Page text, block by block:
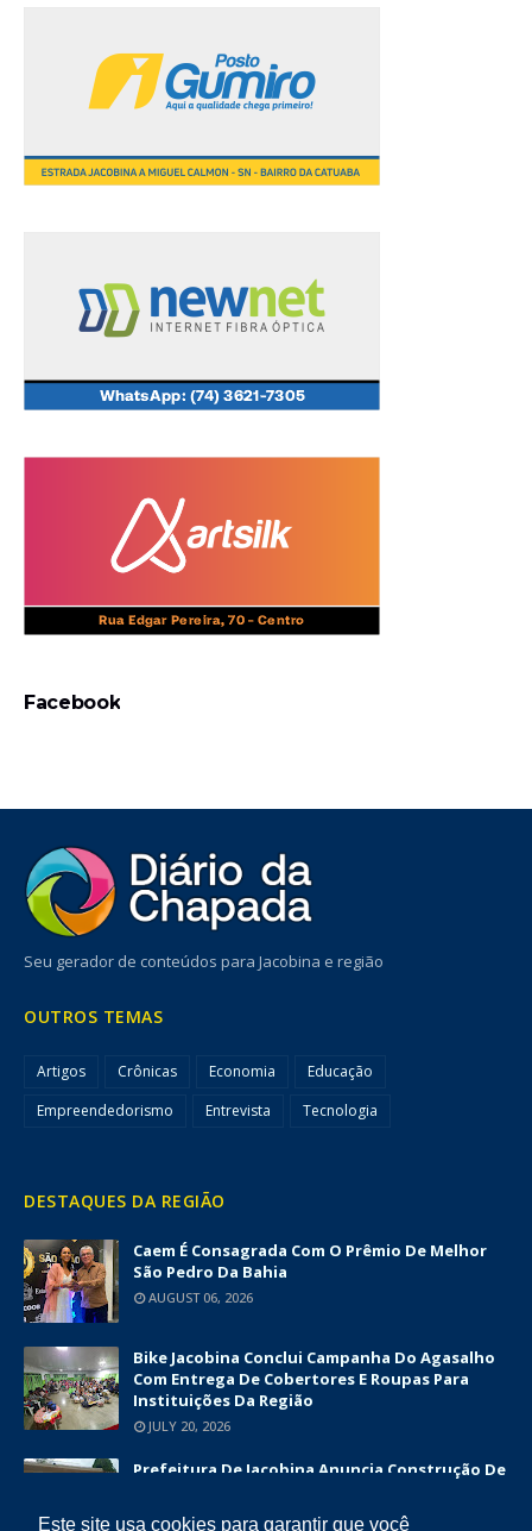
Este site usa cookies para garantir que você
Facebook
Seu gerador de conteúdos para Jacobina e região
OUTROS TEMAS
Artigos Crônicas Economia
Educação
Empreendedorismo
Entrevista Tecnologia
DESTAQUES DA REGIÃO
Caem É Consagrada Com O Prêmio De Melhor
São Pedro Da Bahia
AUGUST 06, 2026
Bike Jacobina Conclui Campanha Do Agasalho
Com Entrega De Cobertores E Roupas Para
Instituições Da Região
JULY 20, 2026
Prefeitura De Jacobina Anuncia Construção De
Superior A R$ 1,7 Milhão